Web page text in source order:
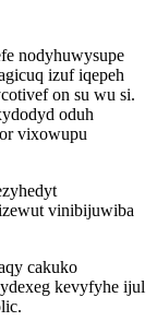
nodyhuwysupe
izuf iqepeh
on su wu si.
oduh
vixowupu
vinibijuwiba
cakuko
kevyfyhe ijul